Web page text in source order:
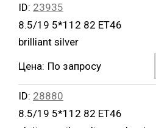
ID: 23935
8.5/19 5*112 82 ET46
brilliant silver
Цена: По запросу
ID: 28880
8.5/19 5*112 82 ET46